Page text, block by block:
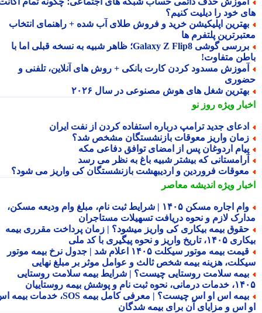
خود را دیلیت کنیم؟
اپلیکیشن خرید و فروش طلای آب شده + راهنمای انتخاب
پلتفرم ها
بررسی گوشی Galaxy Z Flip8؛ ظاهر شبیه به نسخه قبلی اما با
متفاوت!
مسدود کردن کارت بانکی + روش های آنلاین، تلفنی و
شغل های هوش مصنوعی در سال ۲۰۲۶
ویژهروز نو
جدید ترامپ درباره استفاده کردن از نفت ایران
واریز معوقات بازنشستگان مشخص شد؟
اردوغان پس از امضای توافق دفاعی مکه
که بیشتر شبیه باغ به نظر می رسد
فروردین و اردیبهشت بازنشستگان کی واریز می شود؟
ویژهاندیشه معاصر
وام اجاره مسکن ۱۴۰۵ | شرایط ثبت نام، مبلغ وام ودیعه مسکن،
لازم و نحوه دریافت تسهیلات مستاجران
بیمه بیکاری کی واریز میشود؟ | زمان پرداخت مقرری بیمه
واریز و نحوه پیگیری با کد ملی
قیمت بیمه موتور سیکلت ۱۴۰۵ اعلام شد | جدول نرخ بیمه موتور
هزینه بیمه شخص ثالث و عوامل موثر بر مبلغ نهایی
سلامت روستایی چیست؟ | شرایط بیمه سلامت روستایی
نام و پوشش بیمه روستاییان
بیمه اس او اس چیست؟ | معرفی کامل بیمه SOS، خدمات بیمه اس
اس و مزایای آن برای بیمه شدگان